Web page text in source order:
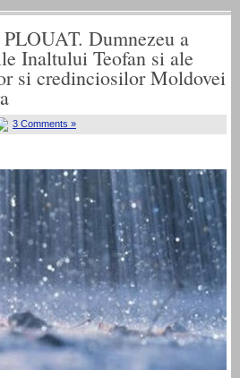
Dumnezeu a
Inaltului Teofan si ale
si credinciosilor Moldovei
3 Comments »